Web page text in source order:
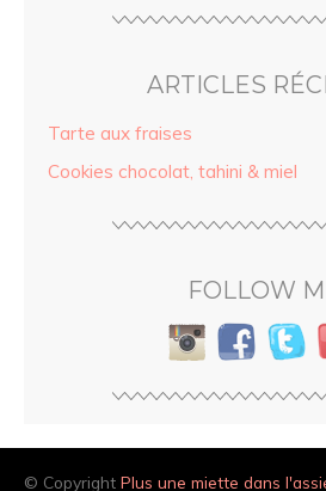
ARTICLES
Tarte aux fraises
Cookies chocolat, tahini & miel
FOLLOW
© Copyright Plus une miette dans